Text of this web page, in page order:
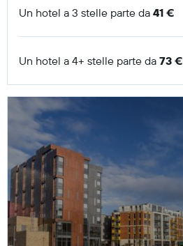
Un hotel a 3 stelle parte da 41 €
Un hotel a 4+ stelle parte da 73 €